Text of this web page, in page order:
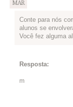
MAR
Conte para nós
alunos se
Você fez alguma
Resposta:
m